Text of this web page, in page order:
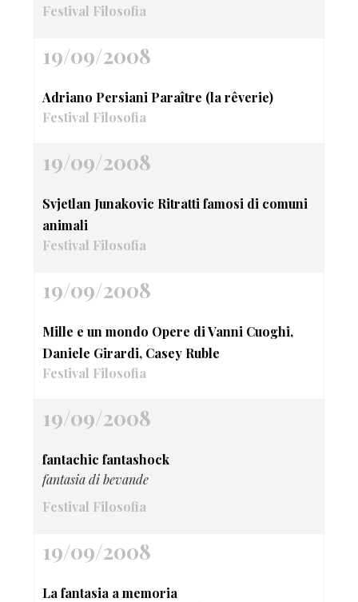
Festival Filosofia
19/09/2008
Adriano Persiani Paraître (la rêverie)
Festival Filosofia
19/09/2008
Svjetlan Junakovic Ritratti famosi di comuni
animali
Festival Filosofia
19/09/2008
Mille e un mondo Opere di Vanni Cuoghi,
Daniele Girardi, Casey Ruble
Festival Filosofia
19/09/2008
fantachic fantashock
fantasia di bevande
Festival Filosofia
19/09/2008
La fantasia a memoria